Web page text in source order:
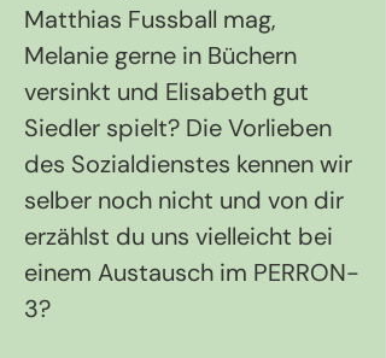
Matthias Fussball mag,
Melanie gerne in Büchern
versinkt und Elisabeth gut
Siedler spielt? Die Vorlieben
des Sozialdienstes kennen wir
selber noch nicht und von dir
erzählst du uns vielleicht bei
einem Austausch im PERRON-
3?